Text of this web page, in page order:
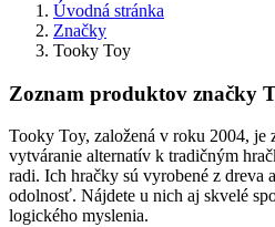
Úvodná stránka
Značky
Tooky Toy
Zoznam produktov značky
Tooky Toy, založená v roku 2004, je
vytváranie alternatív k tradičným
radi. Ich hračky sú vyrobené z dreva
odolnosť. Nájdete u nich aj skvelé
logického myslenia.